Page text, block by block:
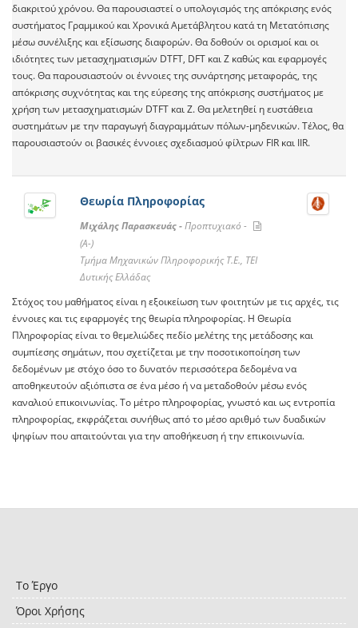
διακριτού χρόνου. Θα παρουσιαστεί ο υπολογισμός της απόκρισης ενός
συστήματος Γραμμικού και Χρονικά Αμετάβλητου κατά τη Μετατόπισης
μέσω συνέλιξης και εξίσωσης διαφορών. Θα δοθούν οι ορισμοί και οι
ιδιότητες των μετασχηματισμών DTFT, DFT και Z καθώς και εφαρμογές
τους. Θα παρουσιαστούν οι έννοιες της συνάρτησης μεταφοράς, της
απόκρισης συχνότητας και της εύρεσης της απόκρισης συστήματος με
χρήση των μετασχηματισμών DTFT και Ζ. Θα μελετηθεί η ευστάθεια
συστημάτων με την παραγωγή διαγραμμάτων πόλων-μηδενικών. Τέλος, θα
παρουσιαστούν οι βασικές έννοιες σχεδιασμού φίλτρων FIR και ΙΙR.
Θεωρία Πληροφορίας
Μιχάλης Παρασκευάς -Προπτυχιακό -
(A-)
Τμήμα Μηχανικών Πληροφορικής Τ.Ε., ΤΕΙ
Δυτικής Ελλάδας
Στόχος του μαθήματος είναι η εξοικείωση των φοιτητών με τις αρχές, τις
έννοιες και τις εφαρμογές της θεωρία πληροφορίας. Η Θεωρία
Πληροφορίας είναι το θεμελιώδες πεδίο μελέτης της μετάδοσης και
συμπίεσης σημάτων, που σχετίζεται με την ποσοτικοποίηση των
δεδομένων με στόχο όσο το δυνατόν περισσότερα δεδομένα να
αποθηκευτούν αξιόπιστα σε ένα μέσο ή να μεταδοθούν μέσω ενός
καναλιού επικοινωνίας. Το μέτρο πληροφορίας, γνωστό και ως εντροπία
πληροφορίας, εκφράζεται συνήθως από το μέσο αριθμό των δυαδικών
ψηφίων που απαιτούνται για την αποθήκευση ή την επικοινωνία.
Το Έργο
Όροι Χρήσης